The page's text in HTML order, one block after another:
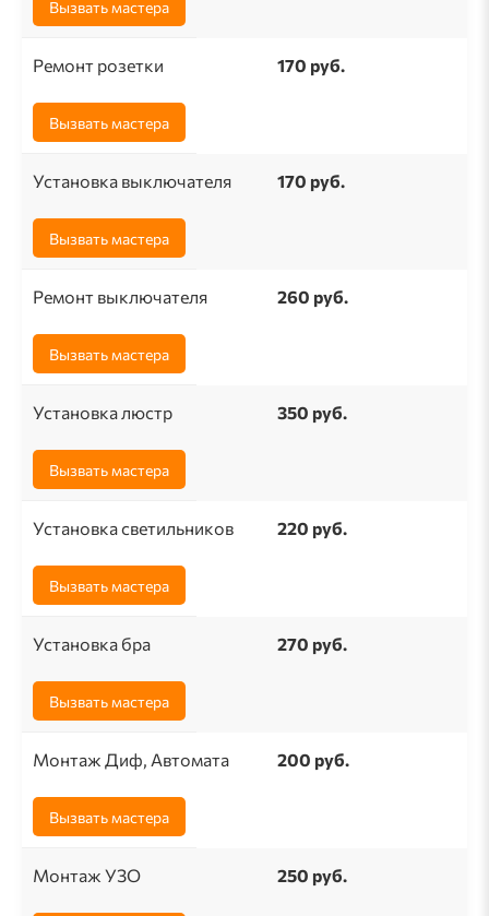
Вызвать мастера
Ремонт розетки 170 pуб.
Вызвать мастера
Установка выключателя 170 руб.
Вызвать мастера
Ремонт выключателя 260 pуб.
Вызвать мастера
Установка люстр 350 руб.
Вызвать мастера
Установка светильников 220 руб.
Вызвать мастера
Установка бра 270 руб.
Вызвать мастера
Монтаж Диф, Автомата 200 руб.
Вызвать мастера
Монтаж УЗО 250 руб.